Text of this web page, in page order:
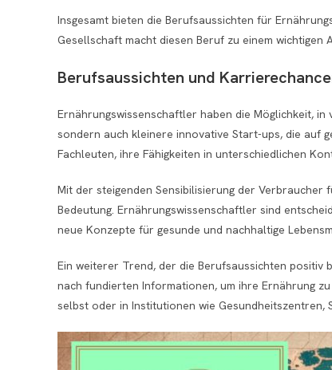
Insgesamt bieten die Berufsaussichten für
Gesellschaft macht diesen Beruf zu einem
Berufsaussichten und
Ernährungswissenschaftler haben die Möglichkeit,
sondern auch kleinere innovative Start-ups, die auf
Fachleuten, ihre Fähigkeiten in unterschiedlichen
Mit der steigenden Sensibilisierung der Verbraucher
Bedeutung. Ernährungswissenschaftler sind
neue Konzepte für gesunde und nachhaltige
Ein weiterer Trend, der die Berufsaussichten positiv
nach fundierten Informationen, um ihre Ernährung
selbst oder in Institutionen wie Gesundheitszentren,